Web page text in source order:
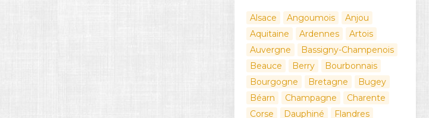
Alsace Angoumois
Anjou
Aquitaine
Ardennes
Artois
Auvergne
Bassigny-Champenois
Beauce
Berry
Bourbonnais
Bourgogne
Bretagne
Bugey
Béarn
Champagne
Charente
Corse
Dauphiné
Flandres